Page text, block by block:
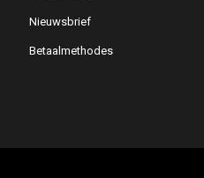
Nieuwsbrief
Betaalmethodes